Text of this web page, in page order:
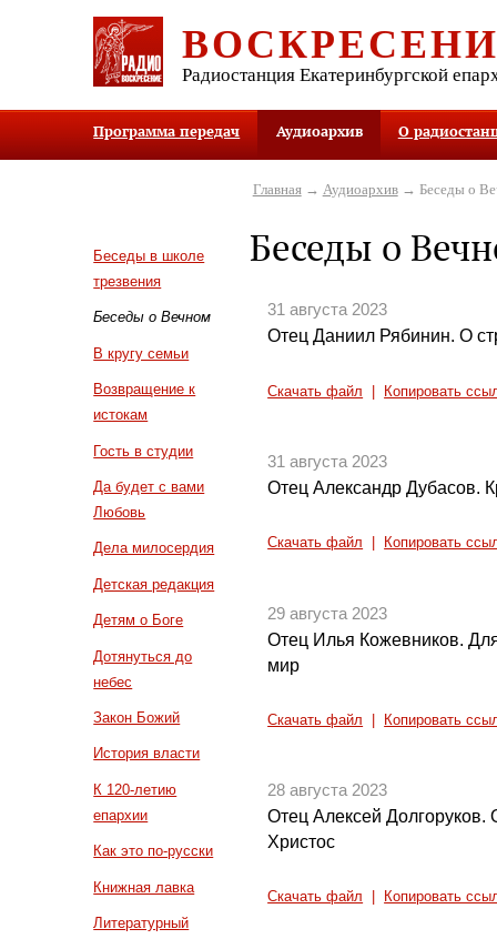
Радиостанция Екатеринбургской
Программа передач Аудиоархив О
Беседы в школе
трезвения
Беседы о Вечном
В кругу семьи
Возвращение к
истокам
Гость в студии
Да будет с вами
Любовь
Дела милосердия
Детская редакция
Детям о Боге
Дотянуться до
небес
Закон Божий
История власти
К 120-летию
епархии
Как это по-русски
Книжная лавка
Литературный
Главная→ Аудиоархив→ Беседы о
Беседы о
31 августа 2023
Отец Даниил Рябинин. О
Скачать файл Копировать
31 августа 2023
Отец Александр Дубасов.
Скачать файл Копировать
29 августа 2023
Отец Илья Кожевников.
мир
Скачать файл Копировать
28 августа 2023
Отец Алексей Долгоруков.
Христос
Скачать файл Копировать